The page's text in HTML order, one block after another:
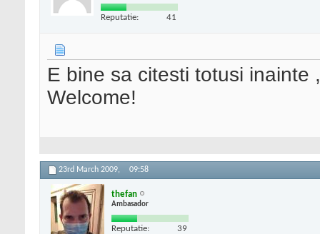
Reputatie: 41
E bine sa citesti totusi
Welcome!
23rd March 2009, 09:58
thefan
Ambasador
Reputatie: 39